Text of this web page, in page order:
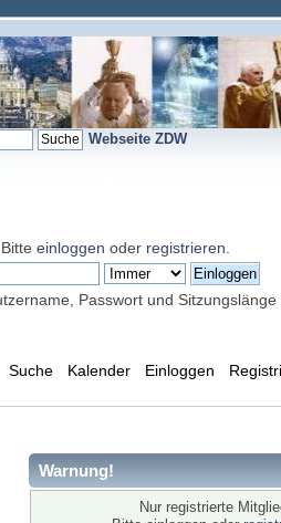
Webseite ZDW
. Bitte einloggen oder registrieren
Passwort und Sitzungslänge
Suche Kalender Einloggen
Warnung!
Nur registrierte